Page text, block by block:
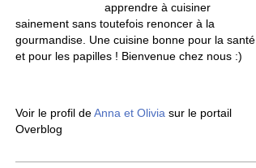
apprendre à cuisiner
sainement sans toutefois renoncer à la
gourmandise. Une cuisine bonne pour la santé
et pour les papilles ! Bienvenue chez nous :)
Voir le profil deAnna et Olivia sur le portail
Overblog